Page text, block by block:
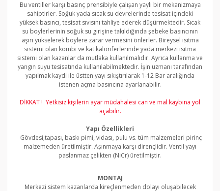
Bu ventiller karşı basınç prensibiyle çalışan yaylı bir mekanizmaya
sahiptirler. Soğuk yada sıcak su devrelerinde tesisat içindeki
yüksek basıncı, tesisat sıvısını tahliye ederek düşürmektedir. Sıcak
su boylerlerinin soğuk su girişine takıldığında şebeke basıncının
aşırı yükselerek boylere zarar vermesini önlerler. Bireysel ısıtma
sistemi olan kombi ve kat kaloriferlerinde yada merkezi ısıtma
sistemi olan kazanlar da mutlaka kullanılmalıdır. Ayrıca kullanma ve
yangın suyu tesisatında kullanılabilmektedir. İşin uzmanı tarafından
yapılmak kaydi ile üstten yayı sıkıştırılarak 1-12 Bar aralığında
istenen açma basıncına ayarlanabilir.
DİKKAT ! Yetkisiz kişilerin ayar müdahalesi can ve mal kaybına yol
açabilir.
Yapı Özellikleri
Gövdesi,tapası, baskı pimi, vidası, pulu vs. tüm malzemeleri pirinç
malzemeden üretilmiştir. Aşınmaya karşı dirençlidir. Ventil yayı
paslanmaz çelikten (NiCr) üretilmiştir.
MONTAJ
Merkezi sistem kazanlarda kireçlenmeden dolayı oluşabilecek